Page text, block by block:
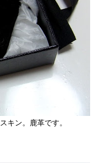
キン。鹿革です。